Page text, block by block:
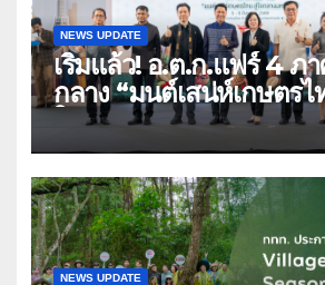
NEWS UPDATE
เริ่มแล้ว! อ.ต.ก.แฟร์ 4 ภ
กลาง “มนต์เสน่ห์เกษตรไ
ใจกลางมหานคร” ชวนชิม
เกษตรคุณภาพจากทั่วไท
สิงหาคมนี้ ณ ลานคนเมือง
NEWS UPDATE